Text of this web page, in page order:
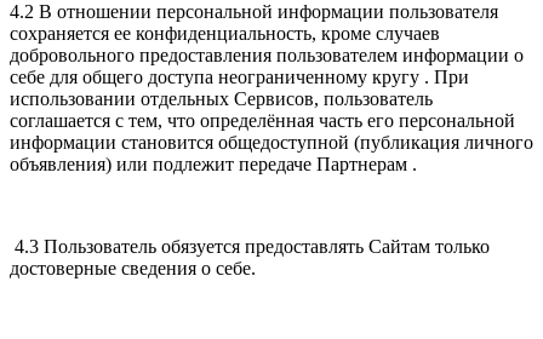
4.2 В отношении персональной информации пользователя
сохраняется ее конфиденциальность, кроме случаев
добровольного предоставления пользователем информации о
себе для общего доступа неограниченному кругу . При
использовании отдельных Сервисов, пользователь
соглашается с тем, что определённая часть его персональной
информации становится общедоступной (публикация личного
объявления) или подлежит передаче Партнерам .
4.3 Пользователь обязуется предоставлять Сайтам только
достоверные сведения о себе.